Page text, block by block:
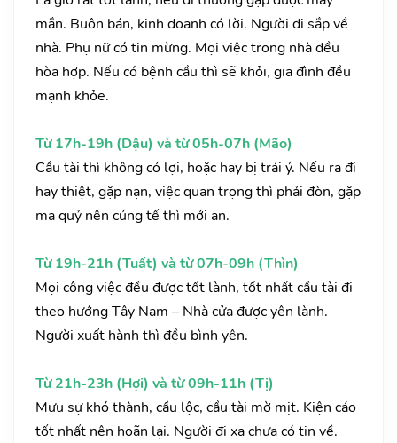
mắn. Buôn bán, kinh doanh có lời. Người đi sắp về
nhà. Phụ nữ có tin mừng. Mọi việc trong nhà đều
hòa hợp. Nếu có bệnh cầu thì sẽ khỏi, gia đình đều
mạnh khỏe.
Từ 17h-19h (Dậu) và từ 05h-07h (Mão)
Cầu tài thì không có lợi, hoặc hay bị trái ý. Nếu ra đi
hay thiệt, gặp nạn, việc quan trọng thì phải đòn, gặp
ma quỷ nên cúng tế thì mới an.
Từ 19h-21h (Tuất) và từ 07h-09h (Thìn)
Mọi công việc đều được tốt lành, tốt nhất cầu tài đi
theo hướng Tây Nam – Nhà cửa được yên lành.
Người xuất hành thì đều bình yên.
Từ 21h-23h (Hợi) và từ 09h-11h (Tị)
Mưu sự khó thành, cầu lộc, cầu tài mờ mịt. Kiện cáo
tốt nhất nên hoãn lại. Người đi xa chưa có tin về.